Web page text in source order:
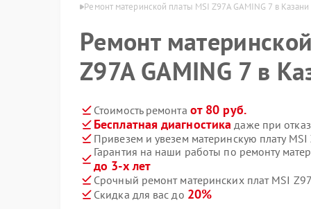
плат MSI в Казани Ремонт материнской платы MSI Z97A GAMING 7 в Казани
Ремонт
Z97A GAMING 7 в
Стоимость ремонта от 80 руб.
Бесплатная диагностика даже при
Привезем и увезем материнскую плату MSI
Гарантия на наши работы по ремонту
до 3-х лет
Срочный ремонт материнских плат MSI
Скидка для вас до 20%